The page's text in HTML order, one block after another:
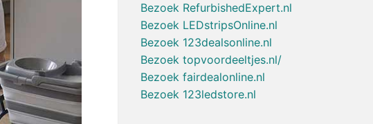
Bezoek RefurbishedExpert.nl
Bezoek LEDstripsOnline.nl
Bezoek 123dealsonline.nl
Bezoek topvoordeeltjes.nl/
Bezoek fairdealonline.nl
Bezoek 123ledstore.nl